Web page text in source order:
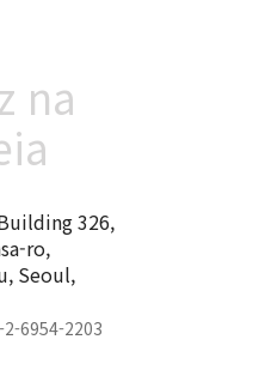
na
326,
ro,
Seoul,
6954-2203